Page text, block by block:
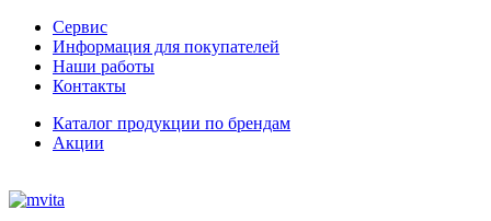
Сервис
Информация для покупателей
Наши работы
Контакты
Каталог продукции по брендам
Акции